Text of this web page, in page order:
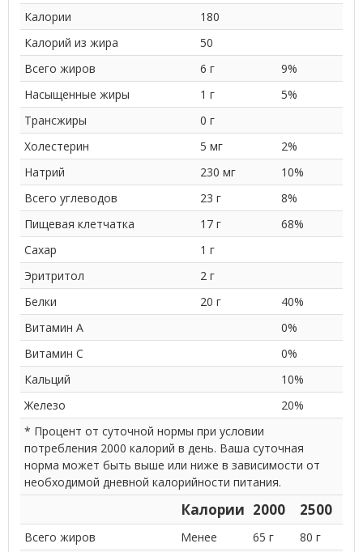
Калории
180
Калорий из жира
50
Всего жиров
6 г
9%
Насыщенные жиры
1 г
5%
Трансжиры
0 г
Холестерин
5 мг
2%
Натрий
230 мг
10%
Всего углеводов
23 г
8%
Пищевая клетчатка
17 г
68%
Сахар
1 г
Эритритол
2 г
Белки
20 г
40%
Витамин A
0%
Витамин C
0%
Кальций
10%
Железо
20%
* Процент от суточной нормы при условии
потребления 2000 калорий в день. Ваша суточная
норма может быть выше или ниже в зависимости от
необходимой дневной калорийности питания.
Калории 2000 2500
Всего жиров Менее 65 г
80 г